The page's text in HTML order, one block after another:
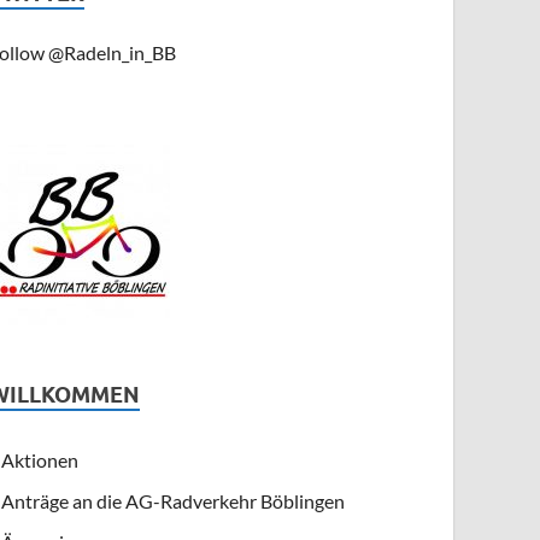
@Radeln_in_BB
Aktionen
Anträge an die AG-Radverkehr Böblingen